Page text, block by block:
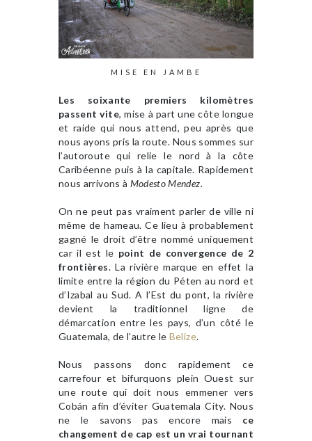
MISE EN JAMBE
Les soixante premiers kilomètres
passent vite, mise à part une côte longue
et raide qui nous attend, peu après que
nous ayons pris la route. Nous sommes sur
l’autoroute qui relie le nord à la côte
Caribéenne puis à la capitale. Rapidement
nous arrivons à Modesto Mendez.
On ne peut pas vraiment parler de ville ni
même de hameau. Ce lieu à probablement
gagné le droit d’être nommé uniquement
car il est le point de convergence de 2
frontières. La rivière marque en effet la
limite entre la région du Péten au nord et
d’Izabal au Sud. A l’Est du pont, la rivière
devient la traditionnel ligne de
démarcation entre les pays, d’un côté le
Guatemala, de l’autre le Belize.
Nous passons donc rapidement ce
carrefour et bifurquons plein Ouest sur
une route qui doit nous emmener vers
Cobán afin d’éviter Guatemala City. Nous
ne le savons pas encore mais ce
changement de cap est un vrai tournant